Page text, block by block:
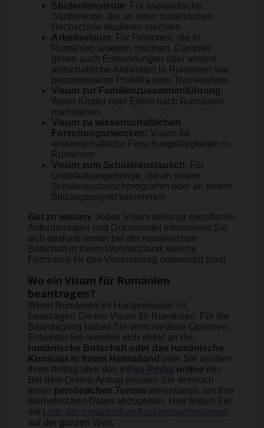
Studentenvisum: Für ausländische
Studierende, die an einer rumänischen
Hochschule studieren möchten.
Arbeitsvisum: Für Personen, die in
Rumänien arbeiten möchten. Darunter
gelten auch Entsendungen oder andere
wirtschaftliche Aktivitäten in Rumänien wie
beispielsweise Praktika oder Traineeships.
Visum zur Familienzusammenführung :
Wenn Kinder oder Eltern nach Rumänien
nachziehen.
Visum zu wissenschaftlichen
Forschungszwecken: Visum für
wissenschaftliche Forschungstätigkeiten in
Rumänien
Visum zum Schüleraustausch: Für
Drittstaatsangehörige, die an einem
Schüleraustauschprogramm oder an einem
Bildungsprojekt teilnehmen
Gut zu wissen: Jedes Visum verlangt spezifische
Anforderungen und Dokumente! Informieren Sie
sich deshalb immer bei der rumänischen
Botschaft in Ihrem Wohnsitzland, welche
Formulare für den Visumantrag notwendig sind!
Wo ein Visum für Rumänien
beantragen?
Wenn Rumänien Ihr Hautpreiseziel ist,
beantragen Sie ein Visum für Rumänien. Für die
Beantragung haben Sie verschiedene Optionen.
Entweder Sie wenden sich direkt an die
rumänische Botschaft oder das rumänische
Konsulat in Ihrem Heimatland oder Sie reichen
Ihren Antrag über das eVisa-Portal online ein.
Bei dem Online-Antrag müssen Sie dennoch
einen persönlichen Termin vereinbaren, um Ihre
biometrischen Daten abzugeben. Hier finden Sie
die
Liste der rumänischen Auslandsvertretungen
auf der ganzen Welt.